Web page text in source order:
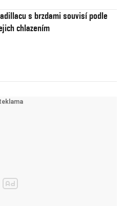
s brzdami souvisí podle
chlazením